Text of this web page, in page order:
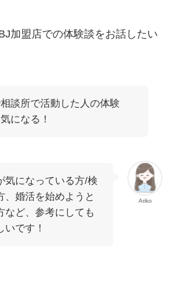
加盟店での体験談をお話したい
談所で活動した人の体験
になる！
Ariko
気になっている方/検
、婚活を始めようと
など、参考にしても
いです！